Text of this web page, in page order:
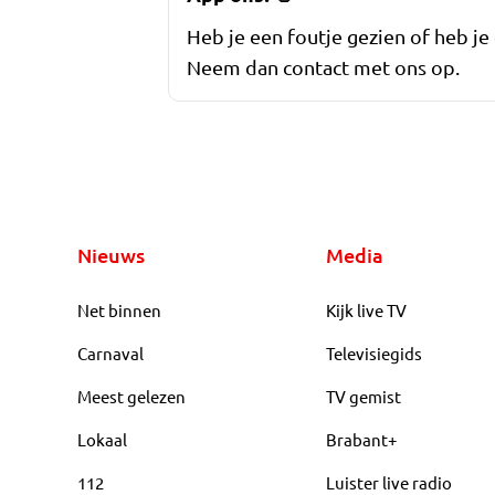
Heb je een foutje gezien of heb
Neem dan contact met ons op.
Nieuws
Net binnen
Carnaval
Meest gelezen
Lokaal
112
Media
Kijk live TV
Televisiegids
TV gemist
Brabant+
Luister live radio